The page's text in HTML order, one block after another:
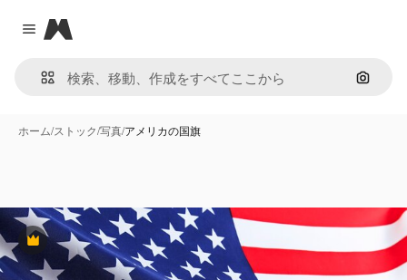
Close menu
Magnific
画像で
ホーム/ストック/写真/アメリカの国旗
Premium